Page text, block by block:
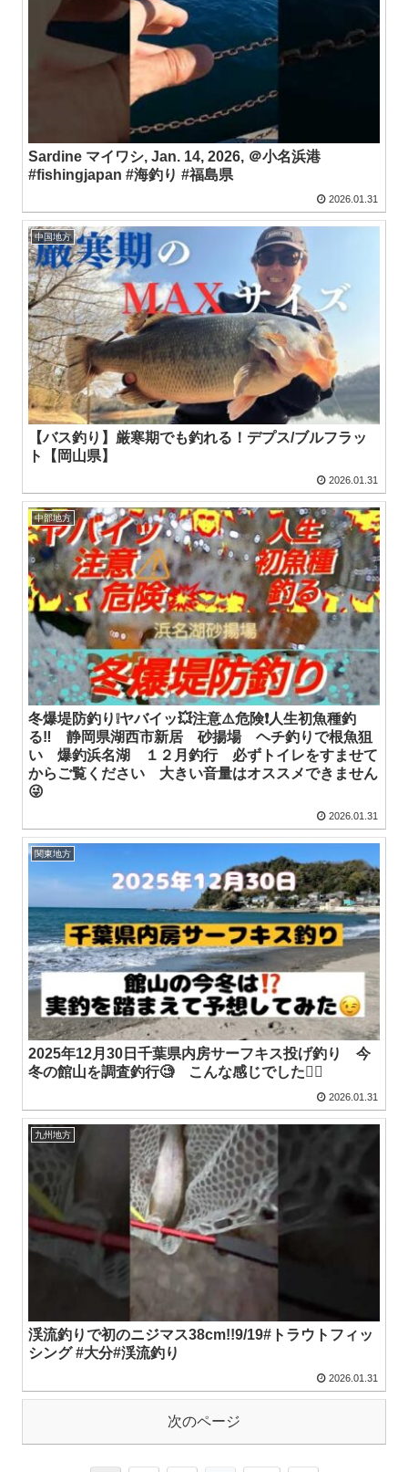
Sardine マイワシ, Jan. 14, 2026, ＠小名浜港
#fishingjapan #海釣り #福島県
2026.01.31
中国地方
【バス釣り】厳寒期でも釣れる！デプス/ブルフラッ
ト【岡山県】
2026.01.31
中部地方
冬爆堤防釣り❕ヤバイッ💥注意⚠️危険❗人生初魚種釣
る‼️ 静岡県湖西市新居 砂揚場 ヘチ釣りで根魚狙
い 爆釣浜名湖 １２月釣行 必ずトイレをすませて
からご覧ください 大きい音量はオススメできません
😜
2026.01.31
関東地方
2025年12月30日千葉県内房サーフキス投げ釣り 今
冬の館山を調査釣行🧐 こんな感じでした🙇‍♂️
2026.01.31
九州地方
渓流釣りで初のニジマス38cm!!9/19#トラウトフィッ
シング #大分#渓流釣り
2026.01.31
次のページ